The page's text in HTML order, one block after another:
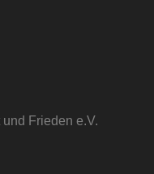
Frieden e.V.